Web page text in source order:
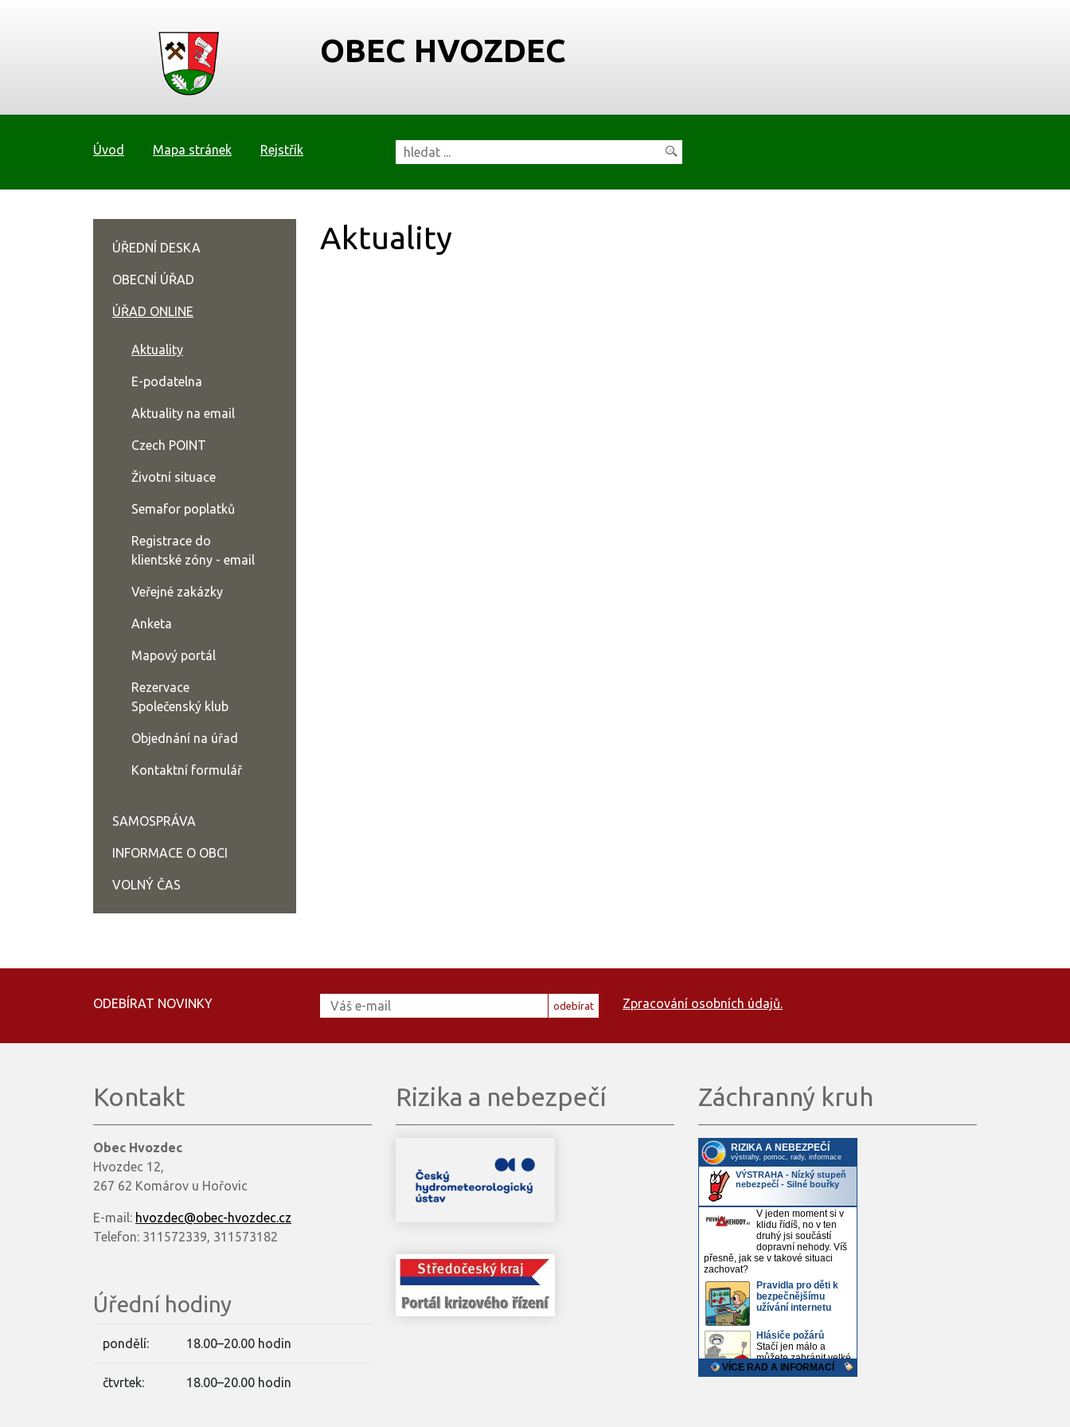
OBEC HVOZDEC
Úvod Mapa stránek Rejstřík
Aktuality
ÚŘEDNÍ DESKA
OBECNÍ ÚŘAD
ÚŘAD ONLINE
Aktuality
E-podatelna
Aktuality na email
Czech POINT
Životní situace
Semafor poplatků
Registrace do
klientské zóny - email
Veřejné zakázky
Anketa
Mapový portál
Rezervace
Společenský klub
Objednání na úřad
Kontaktní formulář
SAMOSPRÁVA
INFORMACE O OBCI
VOLNÝ ČAS
ODEBÍRAT NOVINKY odebírat Zpracování osobních údajů.
Kontakt
Obec Hvozdec
Hvozdec 12,
267 62 Komárov u Hořovic
E-mail: hvozdec@obec-hvozdec.cz
Telefon: 311572339, 311573182
Úřední hodiny
pondělí: 18.00–20.00 hodin
čtvrtek: 18.00–20.00 hodin
Rizika a nebezpečí Záchranný kruh